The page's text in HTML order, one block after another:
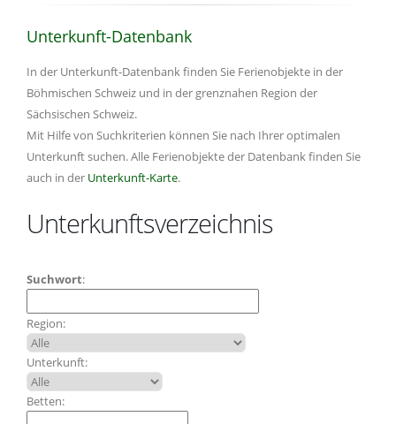
Unterkunft-Datenbank
In der Unterkunft-Datenbank finden Sie Ferienobjekte in der
Böhmischen Schweiz und in der grenznahen Region der
Sächsischen Schweiz.
Mit Hilfe von Suchkriterien können Sie nach Ihrer optimalen
Unterkunft suchen. Alle Ferienobjekte der Datenbank finden Sie
auch in der Unterkunft-Karte.
Unterkunftsverzeichnis
Suchwort:
Region:
Unterkunft:
Betten: